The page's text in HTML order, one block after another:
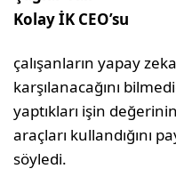
Kolay İK CEO’su
çalışanların yapay
karşılanacağını
yaptıkları işin
araçları kullandığını
söyledi.